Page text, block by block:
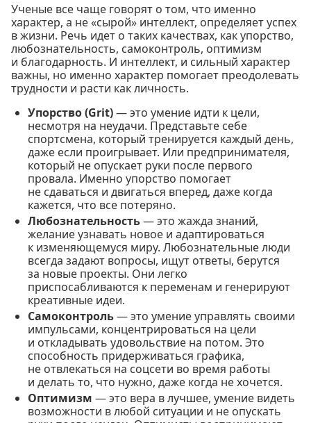
Ученые все чаще говорят о том, что именно
характер, а не «сырой» интеллект, определяет успех
в жизни. Речь идет о таких качествах, как упорство,
любознательность, самоконтроль, оптимизм
и благодарность. И интеллект, и сильный характер
важны, но именно характер помогает преодолевать
трудности и расти как личность.
Упорство (Grit)— это умение идти к цели,
несмотря на неудачи. Представьте себе
спортсмена, который тренируется каждый день,
даже если проигрывает. Или предпринимателя,
который не опускает руки после первого
провала. Именно упорство помогает
не сдаваться и двигаться вперед, даже когда
кажется, что все потеряно.
Любознательность— это жажда знаний,
желание узнавать новое и адаптироваться
к изменяющемуся миру. Любознательные люди
всегда задают вопросы, ищут ответы, берутся
за новые проекты. Они легко
приспосабливаются к переменам и генерируют
креативные идеи.
Самоконтроль— это умение управлять своими
импульсами, концентрироваться на цели
и откладывать удовольствие на потом. Это
способность придерживаться графика,
не отвлекаться на соцсети во время работы
и делать то, что нужно, даже когда не хочется.
Оптимизм — это вера в лучшее, умение видеть
возможности в любой ситуации и не опускать